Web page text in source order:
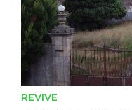
REVIVE